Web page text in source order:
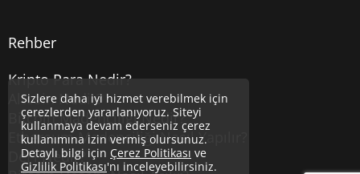
Rehber
Kripto Para Nedir?
Altcoin Nedir?
Bitcoin Madenciliği Nedir?
Ethereum Madenciliği Nasıl Yapılır?
DeFi Nedir?
Sizlere daha iyi hizmet verebilmek için
çerezlerden yararlanıyoruz. Siteyi
kullanmaya devam ederseniz çerez
kullanımına izin vermiş olursunuz.
Detaylı bilgi için Çerez Politikası ve
Gizlilik Politikası'nı inceleyebilirsiniz.